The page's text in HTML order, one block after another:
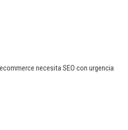
l
necesita SEO con urgencia